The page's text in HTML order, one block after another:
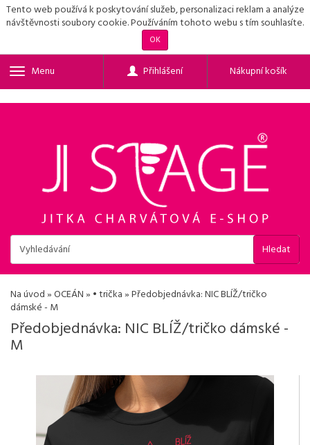
Tento web používá k poskytování služeb, personalizaci reklam a analýze
návštěvnosti soubory cookie. Používáním tohoto webu s tím souhlasíte.
OK
Menu Přihlášení Nákupní košík
Hledat
Na úvod»OCEÁN» • trička»Předobjednávka: NIC BLÍŽ/tričko
dámské - M
Předobjednávka: NIC BLÍŽ/tričko dámské -
M